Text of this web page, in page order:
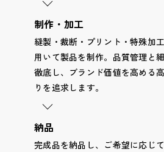
制作・加工
縫製・裁断・プリント・特殊加
用いて製品を制作。品質管理と
徹底し、ブランド価値を高める
りを追求します。
納品
完成品を納品し、ご希望に応じ